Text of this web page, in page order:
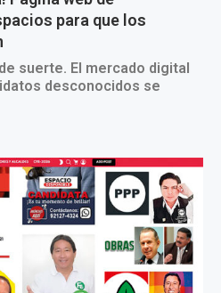
para que los
suerte. El mercado digital
desconocidos se